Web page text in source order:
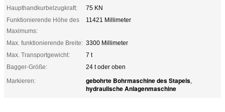
Haupthandkurbelzugkraft:
75 KN
Funktionierende Höhe des
Maximums:
11421 Millimeter
Max. funktionierende Breite: 3300 Millimeter
Max. Transportgewicht:
7 t
Bagger-Größe:
24 t oder oben
Markieren:
gebohrte Bohrmaschine des Stapels,
hydraulische Anlagenmaschine